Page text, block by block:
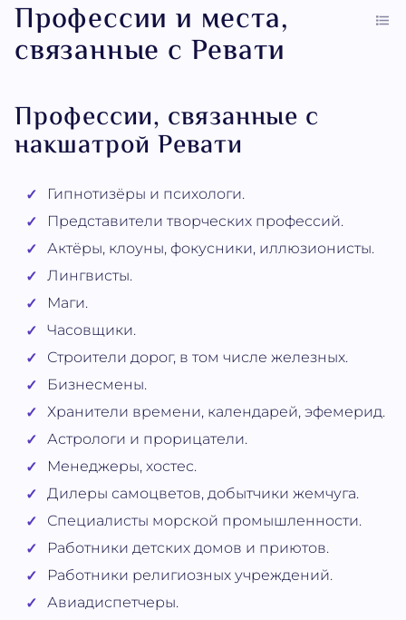
Профессии и места,
связанные с Ревати
Профессии, связанные с
накшатрой Ревати
Гипнотизёры и психологи.
Представители творческих профессий.
Актёры, клоуны, фокусники, иллюзионисты.
Лингвисты.
Маги.
Часовщики.
Строители дорог, в том числе железных.
Бизнесмены.
Хранители времени, календарей, эфемерид.
Астрологи и прорицатели.
Менеджеры, хостес.
Дилеры самоцветов, добытчики жемчуга.
Специалисты морской промышленности.
Работники детских домов и приютов.
Работники религиозных учреждений.
Авиадиспетчеры.